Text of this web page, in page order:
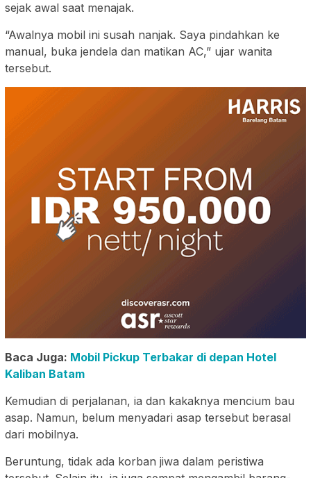
sejak awal saat menajak.
“Awalnya mobil ini susah nanjak. Saya pindahkan ke
manual, buka jendela dan matikan AC,” ujar wanita
tersebut.
Baca Juga: Mobil Pickup Terbakar di depan Hotel
Kaliban Batam
Kemudian di perjalanan, ia dan kakaknya mencium bau
asap. Namun, belum menyadari asap tersebut berasal
dari mobilnya.
Beruntung, tidak ada korban jiwa dalam peristiwa